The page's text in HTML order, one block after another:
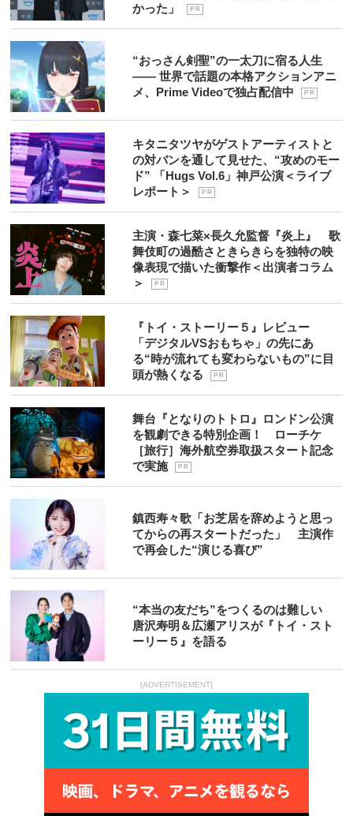
かった」
P R
“おっさん剣聖”の一太刀に宿る人生
―― 世界で話題の本格アクションアニ
メ、Prime Videoで独占配信中
P R
キタニタツヤがゲストアーティストと
の対バンを通して見せた、“攻めのモー
ド” 「Hugs Vol.6」神戸公演＜ライブ
レポート＞
P R
主演・森七菜×長久允監督『炎上』 歌
舞伎町の過酷さときらきらを独特の映
像表現で描いた衝撃作＜出演者コラム
＞
P R
『トイ・ストーリー５』レビュー
「デジタルVSおもちゃ」の先にあ
る“時が流れても変わらないもの”に目
頭が熱くなる
P R
舞台『となりのトトロ』ロンドン公演
を観劇できる特別企画！ ローチケ
［旅行］海外航空券取扱スタート記念
で実施
P R
鎮西寿々歌「お芝居を辞めようと思っ
てからの再スタートだった」 主演作
で再会した“演じる喜び”
“本当の友だち”をつくるのは難しい
唐沢寿明＆広瀬アリスが『トイ・スト
ーリー５』を語る
[ADVERTISEMENT]